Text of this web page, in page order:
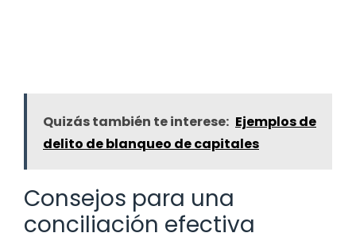
Quizás también te interese: Ejemplos de
delito de blanqueo de capitales
Consejos para una
conciliación efectiva